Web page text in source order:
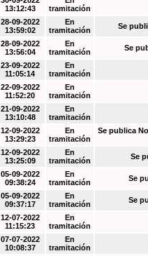
13:12:43
tramitación
28-09-2022
13:59:02
En
tramitación
Se
28-09-2022
13:56:04
En
tramitación
Se
23-09-2022
11:05:14
En
tramitación
22-09-2022
11:52:20
En
tramitación
21-09-2022
13:10:48
En
tramitación
12-09-2022
13:29:23
En
tramitación
Se publica
12-09-2022
13:25:09
En
tramitación
Se
05-09-2022
09:38:24
En
tramitación
Se
05-09-2022
09:37:17
En
tramitación
Se
12-07-2022
11:15:23
En
tramitación
07-07-2022
10:08:37
En
tramitación